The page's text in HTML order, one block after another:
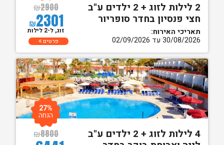
2 לילות לזוג + 2 ילדים ע"ב
חצי פנסיון בחדר סופריור
תאריכי האירוח:
30/08/2026 עד 02/09/2026
₪2900
₪2301
זוג, ל-2 לילות
פרטים
4 לילות לזוג + 2 ילדים ע"ב
₪8800
27%
הנחה